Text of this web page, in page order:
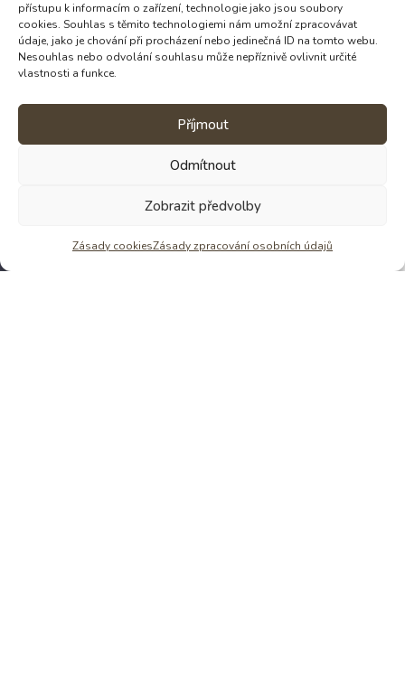
přístupu k informacím o zařízení, technologie jako jsou soubory
cookies. Souhlas s těmito technologiemi nám umožní zpracovávat
údaje, jako je chování při procházení nebo jedinečná ID na tomto webu.
Nesouhlas nebo odvolání souhlasu může nepříznivě ovlivnit určité
vlastnosti a funkce.
Příjmout
Odmítnout
Zobrazit předvolby
Zásady cookiesZásady zpracování osobních údajů
Věděli jste, že Štěpánka dělá krom čokolád
Zjistit víc o tmě